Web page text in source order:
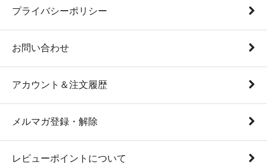
プライバシーポリシー
お問い合わせ
アカウント＆注文履歴
メルマガ登録・解除
レビューポイントについて